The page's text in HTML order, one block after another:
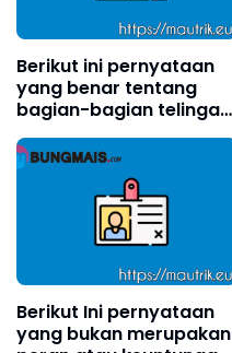
Berikut ini pernyataan
yang benar tentang
bagian-bagian telinga
adalah . . . .(boleh pilih
lebih dari satu)?
Berikut Ini pernyataan
yang bukan merupakan